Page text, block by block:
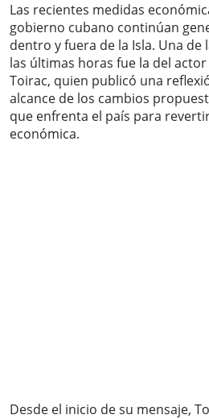
Las recientes medidas
gobierno cubano continúan
dentro y fuera de la Isla. Una de
las últimas horas fue la del
Toirac, quien publicó una
alcance de los cambios
que enfrenta el país para
económica.
Desde el inicio de su mensaje,